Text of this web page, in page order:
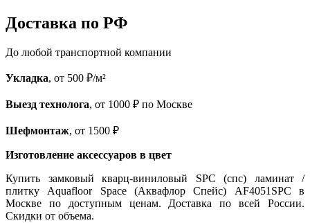
Доставка по РФ
До любой транспортной компании
Укладка, от 500 ₽/м²
Выезд технолога, от 1000 ₽ по Москве
Шефмонтаж, от 1500 ₽
Изготовление аксессуаров в цвет
Купить замковый кварц-виниловый SPC (спс) ламинат /
плитку Aquafloor Space (Аквафлор Спейс) AF4051SPC в
Москве по доступным ценам. Доставка по всей России.
Скидки от объема.